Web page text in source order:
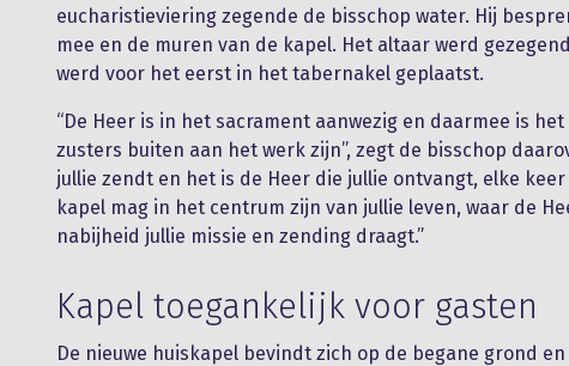
eucharistieviering zegende de bisschop water. Hij
mee en de muren van de kapel. Het altaar werd
werd voor het eerst in het tabernakel geplaatst.
“De Heer is in het sacrament aanwezig en daarmee is
zusters buiten aan het werk zijn”, zegt de bisschop
jullie zendt en het is de Heer die jullie ontvangt, elke
kapel mag in het centrum zijn van jullie leven, waar de
nabijheid jullie missie en zending draagt.”
Kapel toegankelijk voor gasten
De nieuwe huiskapel bevindt zich op de begane grond